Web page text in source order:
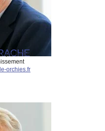
à l’eau
orchies.fr